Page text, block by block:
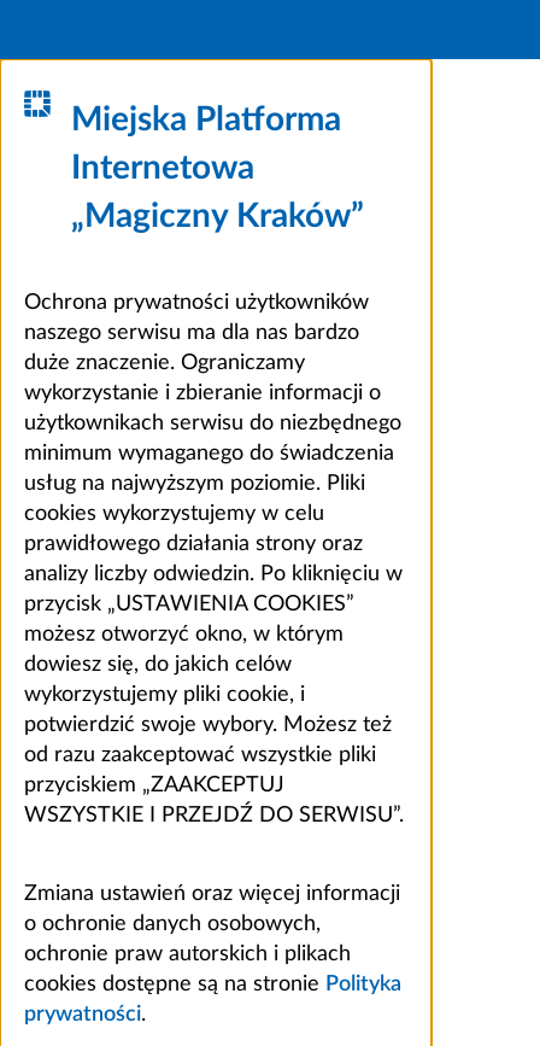
Miejska Platforma
Internetowa
„Magiczny Kraków”
Ochrona prywatności użytkowników
naszego serwisu ma dla nas bardzo
duże znaczenie. Ograniczamy
wykorzystanie i zbieranie informacji o
użytkownikach serwisu do niezbędnego
minimum wymaganego do świadczenia
usług na najwyższym poziomie. Pliki
cookies wykorzystujemy w celu
prawidłowego działania strony oraz
analizy liczby odwiedzin. Po kliknięciu w
przycisk „USTAWIENIA COOKIES”
możesz otworzyć okno, w którym
dowiesz się, do jakich celów
wykorzystujemy pliki cookie, i
potwierdzić swoje wybory. Możesz też
od razu zaakceptować wszystkie pliki
przyciskiem „ZAAKCEPTUJ
WSZYSTKIE I PRZEJDŹ DO SERWISU”.
Zmiana ustawień oraz więcej informacji
o ochronie danych osobowych,
ochronie praw autorskich i plikach
cookies dostępne są na stronie Polityka
prywatności.